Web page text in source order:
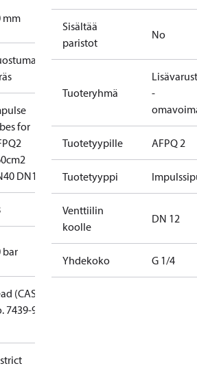
mm
for
DN12
bar
(CAS
7439-92-
Sisältää
paristot
No
Tuoteryhmä
-
Tuotetyypille AFPQ 2
Tuotetyyppi
Venttiilin
koolle
DN 12
Yhdekoko G 1/4